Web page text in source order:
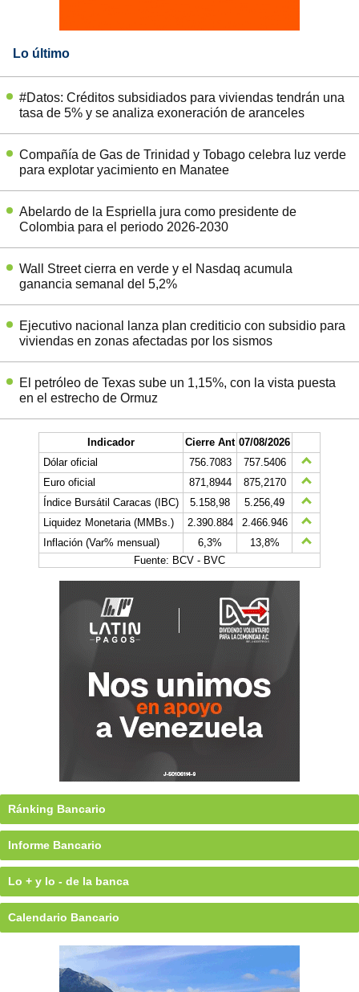
Lo último
#Datos: Créditos subsidiados para viviendas tendrán una
tasa de 5% y se analiza exoneración de aranceles
Compañía de Gas de Trinidad y Tobago celebra luz verde
para explotar yacimiento en Manatee
Abelardo de la Espriella jura como presidente de
Colombia para el periodo 2026-2030
Wall Street cierra en verde y el Nasdaq acumula
ganancia semanal del 5,2%
Ejecutivo nacional lanza plan crediticio con subsidio para
viviendas en zonas afectadas por los sismos
El petróleo de Texas sube un 1,15%, con la vista puesta
en el estrecho de Ormuz
Indicador Cierre Ant 07/08/2026
Dólar oficial
756.7083
757.5406
Euro oficial
871,8944
875,2170
Índice Bursátil Caracas (IBC)
5.158,98
5.256,49
Liquidez Monetaria (MMBs.)
2.390.884
2.466.946
Inflación (Var% mensual)
6,3%
13,8%
Fuente: BCV - BVC
Ránking Bancario
Informe Bancario
Lo + y lo - de la banca
Calendario Bancario